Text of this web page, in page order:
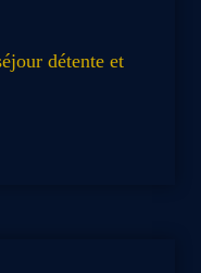
détente et